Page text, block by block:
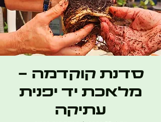
סדנת קוקדמה -
מלאכת יד יפנית
עתיקה